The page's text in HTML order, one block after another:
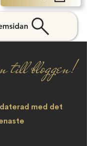
till bloggen!
med det